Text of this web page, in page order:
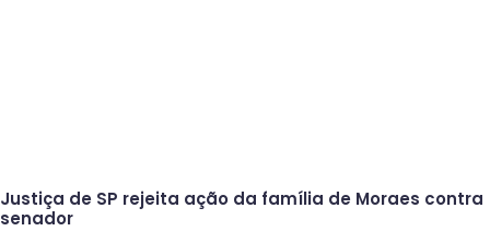
Justiça de SP rejeita ação da família de Moraes contra
senador